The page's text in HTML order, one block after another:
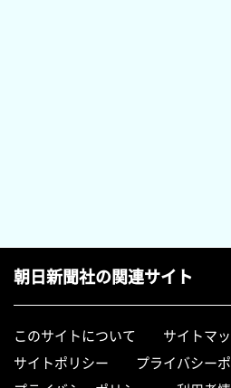
朝日新聞社の関連サイト
このサイトについて
サイトマ
サイトポリシー
プライバシー